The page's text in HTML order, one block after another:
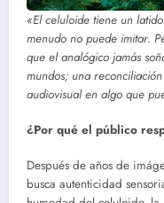
«El celuloide tiene un
menudo no puede imitar.
que el analógico jamás
mundos; una
audiovisual en algo que
¿Por qué el público
Después de años de
busca autenticidad